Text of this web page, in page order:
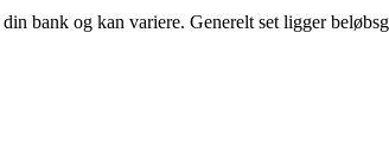
bank og kan variere. Generelt set ligger